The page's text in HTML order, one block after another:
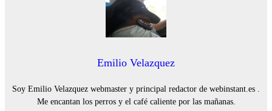
Emilio Velazquez
Soy Emilio Velazquez webmaster y principal redactor de webinstant.es .
Me encantan los perros y el café caliente por las mañanas.